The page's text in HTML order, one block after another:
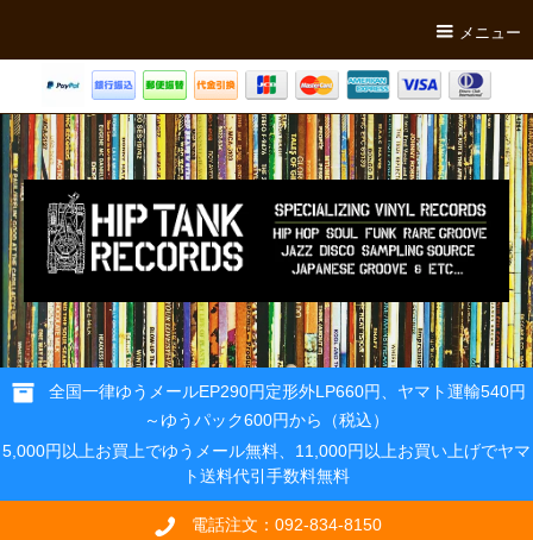
メニュー
全国一律ゆうメールEP290円定形外LP660円、ヤマト運輸540円
～ゆうパック600円から（税込）
5,000円以上お買上でゆうメール無料、11,000円以上お買い上げでヤマ
ト送料代引手数料無料
電話注文：092-834-8150